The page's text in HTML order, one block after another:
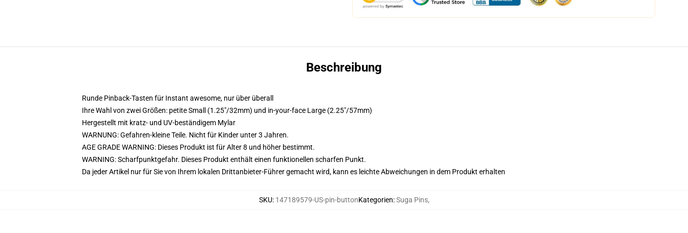
Beschreibung
Runde Pinback-Tasten für Instant awesome, nur über überall
Ihre Wahl von zwei Größen: petite Small (1.25"/32mm) und in-your-face Large (2.25"/57mm)
Hergestellt mit kratz- und UV-beständigem Mylar
WARNUNG: Gefahren-kleine Teile. Nicht für Kinder unter 3 Jahren.
AGE GRADE WARNING: Dieses Produkt ist für Alter 8 und höher bestimmt.
WARNING: Scharfpunktgefahr. Dieses Produkt enthält einen funktionellen scharfen Punkt.
Da jeder Artikel nur für Sie von Ihrem lokalen Drittanbieter-Führer gemacht wird, kann es leichte Abweichungen in dem Produkt erhalten
SKU: 147189579-US-pin-buttonKategorien:Suga Pins,